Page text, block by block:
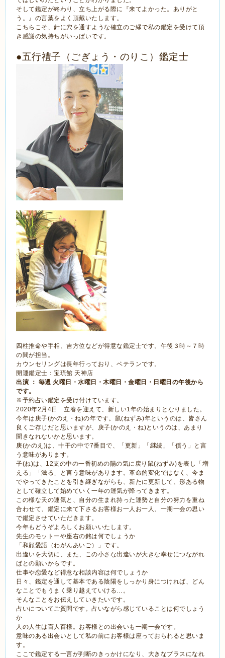
そして鑑定が終わり、立ち上がる際に『来てよかった。ありがと
う。』の言葉をよく頂戴いたします。
こちらこそ、針に穴を通すような確立のご縁で私の鑑定を受けて頂
き感謝の気持ちがいっぱいです。
●五行禮子（ごぎょう・のりこ）鑑定士
四柱推命や手相、吉方位などが得意な鑑定士です。午後３時～７時
の間が担当。
カウンセリングは長年行っており、ベテランです。
開運鑑定士：宝琉館 天神店
出演 ： 毎週 火曜日・水曜日・木曜日・金曜日・日曜日の午後から
です。
※予約占い鑑定を受け付けています。
2020年2月4日 立春を迎えて、新しい1年の始まりとなりました。
今年は庚子(かのえ・ね)の年です。鼠(ねずみ)年というのは、皆さん
良くご存じだと思いますが、庚子(かのえ・ね)というのは、あまり
聞きなれないかと思います。
庚(かのえ)は、十干の中で7番目で、「更新」「継続」「償う」と言
う意味があります。
子(ね)は、12支の中の一番初めの陽の気に戻り鼠(ねずみ)を表し「増
える」「滋る」と言う意味があります。革命的変化ではなく、今ま
でやってきたことを引き継ぎながらも、新たに更新して、形ある物
として確立して始めていく一年の運気が降ってきます。
この様な天の運気と、自分の生まれ持った運勢と自分の努力を重ね
合わせて、鑑定に来て下さるお客様お一人お一人、一期一会の思い
で鑑定させていただきます。
今年もどうぞよろしくお願いいたします。
先生のモットーや座右の銘は何でしょうか
「和顔愛語（わがんあいご）」です。
出逢いを大切に、また、この小さな出逢いが大きな幸せにつながれ
ばとの願いからです。
仕事や恋愛など得意な相談内容は何でしょうか
日々、鑑定を通して基本である陰陽をしっかり身につければ、どん
なことでもうまく乗り越えていける…。
そんなことをお伝えしていきたいです。
占いについてご質問です。占いながら感じていることは何でしょう
か
人の人生は百人百様。お客様との出会いも一期一会です。
意味のある出会いとして私の前にお客様は座っておられると思いま
す。
ここで鑑定する一言が判断のきっかけになり、大きなプラスになれ